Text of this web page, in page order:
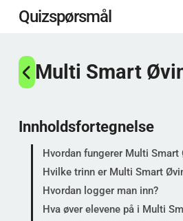
hovedinnhold
Quizspørsmål
Multi Smart
Innholdsfortegnelse
Hvordan fungerer Multi Smart
Hvilke trinn er Multi Smart
Hvordan logger man inn?
Hva øver elevene på i Multi